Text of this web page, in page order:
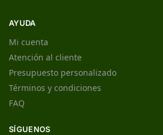
AYUDA
Mi cuenta
Atención al cliente
Presupuesto personalizado
Términos y condiciones
FAQ
SÍGUENOS